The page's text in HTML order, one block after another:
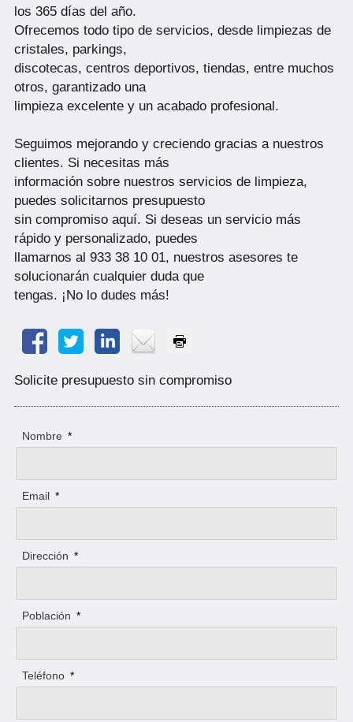
los 365 días del año.
Ofrecemos todo tipo de servicios, desde limpiezas de
cristales, parkings,
discotecas, centros deportivos, tiendas, entre muchos
otros, garantizado una
limpieza excelente y un acabado profesional.
Seguimos mejorando y creciendo gracias a nuestros
clientes. Si necesitas más
información sobre nuestros servicios de limpieza,
puedes solicitarnos presupuesto
sin compromiso aquí. Si deseas un servicio más
rápido y personalizado, puedes
llamarnos al 933 38 10 01, nuestros asesores te
solucionarán cualquier duda que
tengas. ¡No lo dudes más!
Solicite presupuesto sin compromiso
Nombre *
Email *
Dirección *
Población *
Teléfono *